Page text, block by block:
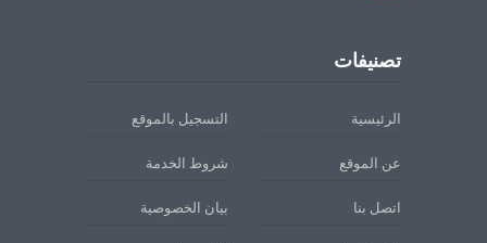
تصنيفات
الرئيسية التسجيل بالموقع
عن الموقع شروط الخدمة
اتصل بنا بيان الخصوصية